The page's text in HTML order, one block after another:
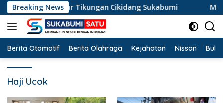
Langsung
ke
konten
Breaking News
di Jalur Tikungan Cikidang Sukabumi Misteri
Berita Otomotif Berita Olahraga Kejahatan Nissan
Haji Ucok